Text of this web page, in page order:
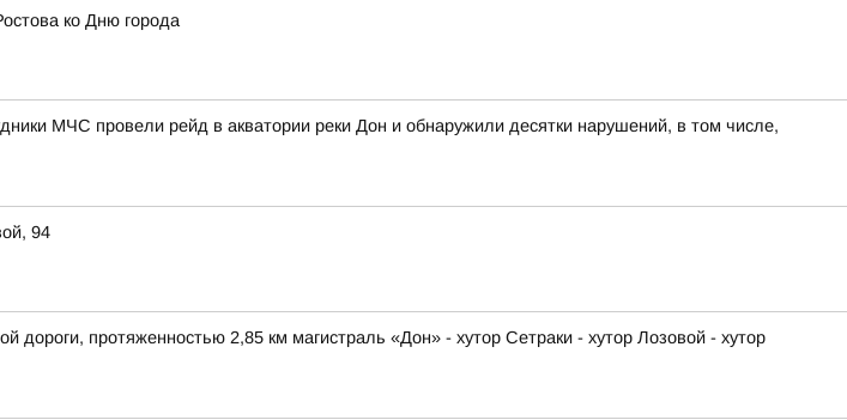
ко Дню города
МЧС провели рейд в акватории реки Дон и обнаружили десятки нарушений, в том числе,
94
дороги, протяженностью 2,85 км магистраль «Дон» - хутор Сетраки - хутор Лозовой - хутор